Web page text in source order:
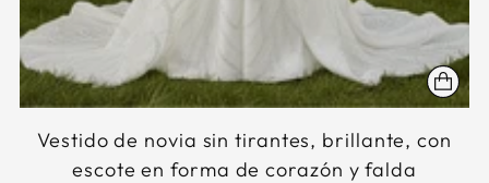
Vestido de novia sin tirantes, brillante, con
escote en forma de corazón y falda